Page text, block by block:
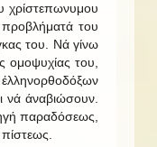
χρίστεπωνυμου
του
του. Νά γίνω
ομοψυχίας του,
άναβιώσουν.
παραδόσεως,